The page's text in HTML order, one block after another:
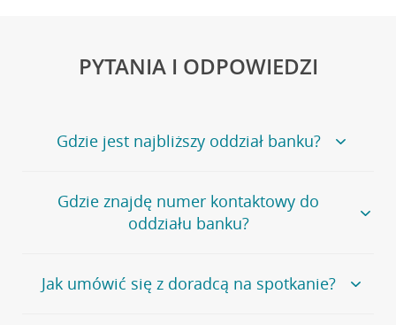
PYTANIA I ODPOWIEDZI
Gdzie jest najbliższy oddział banku?
Jeśli szukasz oddziału naszego banku, zapraszamy na
stronęPlacówki i bankomaty, na której znajduje się
wygodna wyszukiwarka.
oddziałów
Gdzie znajdę numer kontaktowy do
oddziału banku?
Bank Credit Agricole nie udostępnia ogólnego numeru
telefonu do placówki bankowej.
Jak umówić się z doradcą na spotkanie?